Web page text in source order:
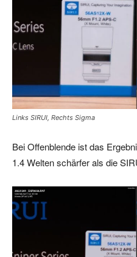
Links SIRUI, Rechts Sigma
Bei Offenblende ist das
1.4 Welten schärfer als die